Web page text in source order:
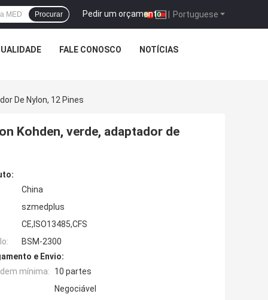
Portuguese
Pedir um orçamento |
Procurar
FALE CONOSCO NOTÍCIAS
De Nylon, 12 Pines
Kohden, verde, adaptador de
China
szmedplus
CE,ISO13485,CFS
BSM-2300
e Envio:
mínima:
10 partes
Negociável